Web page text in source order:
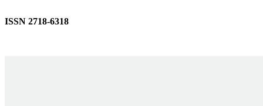
ISSN 2718-6318